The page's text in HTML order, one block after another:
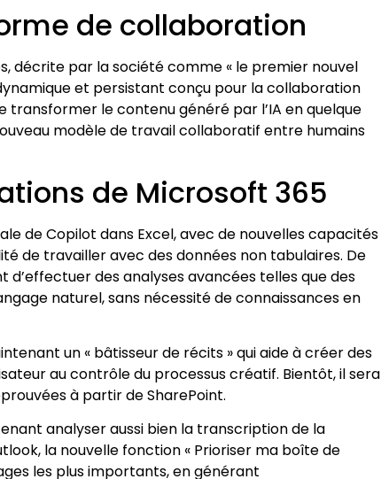
de collaboration
décrite par la société comme « le premier nouvel
et persistant conçu pour la collaboration
transformer le contenu généré par l’IA en quelque
modèle de travail collaboratif entre humains
de Microsoft 365
de Copilot dans Excel, avec de nouvelles capacités
de travailler avec des données non tabulaires. De
des analyses avancées telles que des
naturel, sans nécessité de connaissances en
un « bâtisseur de récits » qui aide à créer des
au contrôle du processus créatif. Bientôt, il sera
à partir de SharePoint.
analyser aussi bien la transcription de la
la nouvelle fonction « Prioriser ma boîte de
les plus importants, en générant